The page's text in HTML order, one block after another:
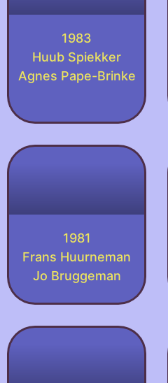
1983
Huub Spiekker
Agnes Pape-Brinke
1981
Frans Huurneman
Jo Bruggeman